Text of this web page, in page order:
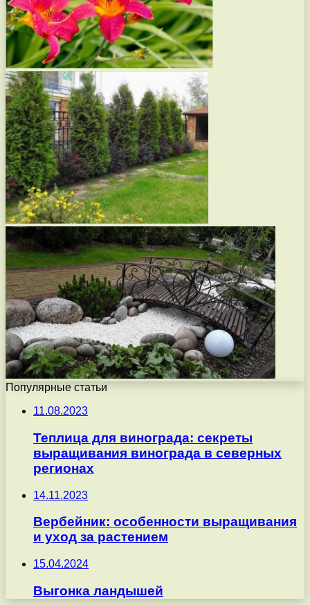
Популярные статьи
11.08.2023
Теплица для винограда: секреты
выращивания винограда в северных
регионах
14.11.2023
Вербейник: особенности выращивания
и уход за растением
15.04.2024
Выгонка ландышей